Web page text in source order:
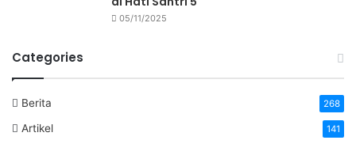
05/11/2025
Categories
Berita 268
Artikel 141